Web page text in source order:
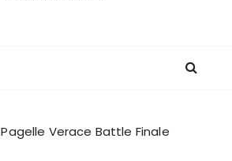
Pagelle Verace Battle Finale